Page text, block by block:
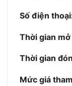
Số điện
Thời gian
Thời gian
Mức giá